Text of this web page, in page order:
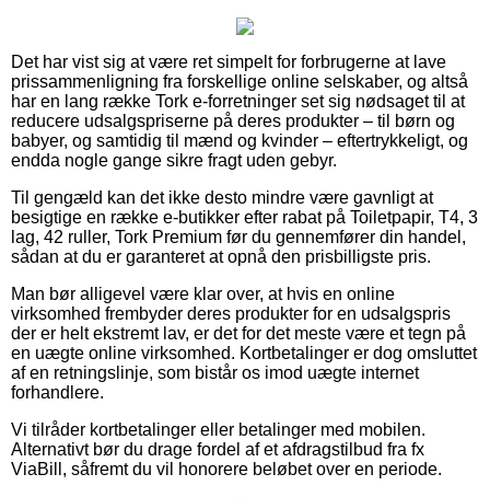
Det har vist sig at være ret simpelt for forbrugerne at lave
prissammenligning fra forskellige online selskaber, og altså
har en lang række Tork e-forretninger set sig nødsaget til at
reducere udsalgspriserne på deres produkter – til børn og
babyer, og samtidig til mænd og kvinder – eftertrykkeligt, og
endda nogle gange sikre fragt uden gebyr.
Til gengæld kan det ikke desto mindre være gavnligt at
besigtige en række e-butikker efter rabat på Toiletpapir, T4, 3
lag, 42 ruller, Tork Premium før du gennemfører din handel,
sådan at du er garanteret at opnå den prisbilligste pris.
Man bør alligevel være klar over, at hvis en online
virksomhed frembyder deres produkter for en udsalgspris
der er helt ekstremt lav, er det for det meste være et tegn på
en uægte online virksomhed. Kortbetalinger er dog omsluttet
af en retningslinje, som bistår os imod uægte internet
forhandlere.
Vi tilråder kortbetalinger eller betalinger med mobilen.
Alternativt bør du drage fordel af et afdragstilbud fra fx
ViaBill, såfremt du vil honorere beløbet over en periode.